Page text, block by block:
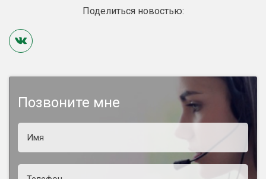
Поделиться новостью:
Позвоните мне